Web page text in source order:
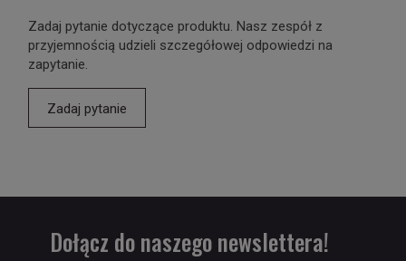
Zadaj pytanie dotyczące produktu. Nasz zespół z
przyjemnością udzieli szczegółowej odpowiedzi na
zapytanie.
Zadaj pytanie
Dołącz do naszego newslettera!